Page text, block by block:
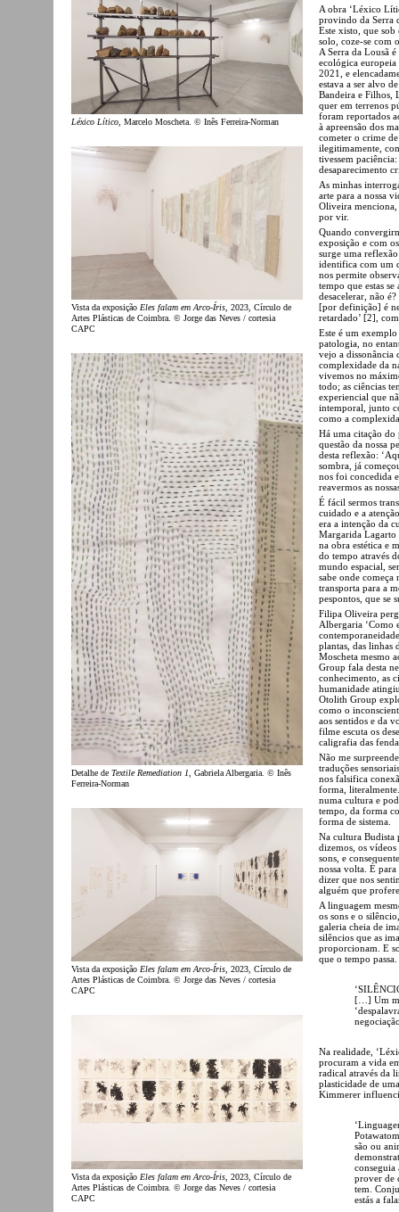
Léxico Lítico , Marcelo Moscheta. © Inês Ferreira-Norman
Vista da exposição Eles falam em Arco-Íris , 2023, Círculo de
Artes Plásticas de Coimbra. © Jorge das Neves / cortesia
CAPC
Detalhe de Textile Remediation 1 , Gabriela Albergaria. © Inês
Ferreira-Norman
Vista da exposição Eles falam em Arco-Íris, 2023, Círculo de
Artes Plásticas de Coimbra. © Jorge das Neves / cortesia
CAPC
Vista da exposição Eles falam em Arco-Íris , 2023, Círculo de
Artes Plásticas de Coimbra. © Jorge das Neves / cortesia
CAPC
A obra ‘Léxico
provindo da Serra
Este xisto, que
solo, coze-se com
A Serra da Lousã
ecológica europeia
2021, e
estava a ser alvo
Bandeira e Filhos,
quer em terrenos
foram reportados
à apreensão dos
cometer o crime
ilegitimamente,
tivessem
desaparecimento
As minhas
arte para a nossa
Oliveira menciona,
por vir.
Quando
exposição e com
surge uma
identifica com um
nos permite
tempo que estas
desacelerar, não
[por definição] é
retardado’ [2],
Este é um
patologia, no
vejo a dissonância
complexidade da
vivemos no
todo; as ciências
experiencial que
intemporal, junto
como a
Há uma citação do
questão da nossa
desta reflexão:
sombra, já
nos foi concedida
reavermos as
É fácil sermos
cuidado e a
era a intenção da
Margarida Lagarto
na obra estética e
do tempo através
mundo espacial,
sabe onde começa
transporta para a
pespontos, que se
Filipa Oliveira
Albergaria ‘Como
plantas, das linhas
Moscheta mesmo
Group fala desta
conhecimento, as
humanidade
Otolith Group
como o
aos sentidos e da
filme escuta os
caligrafia das
Não me
traduções
nos falsifica
forma,
numa cultura e
tempo, da forma
forma de sistema.
Na cultura Budista
dizemos, os
sons, e
nossa volta. É para
dizer que nos
alguém que
A linguagem
os sons e o
galeria cheia de
silêncios que as
proporcionam. E
que o tempo passa.
[…] Um
Na realidade,
procuram a vida
radical através da
plasticidade de
Kimmerer
são ou
conseguia
prover de
tem.
estás a